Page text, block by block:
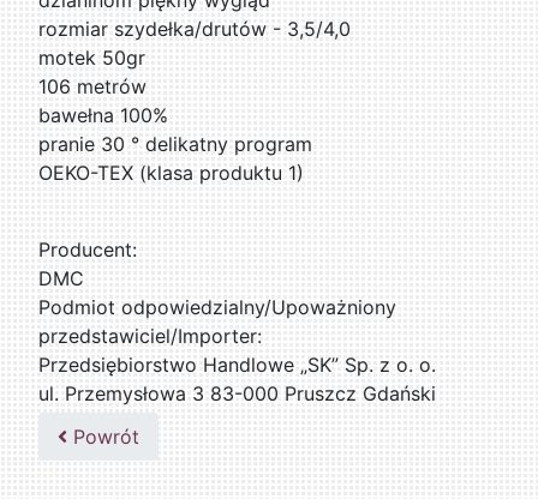
rozmiar szydełka/drutów - 3,5/4,0
motek 50gr
106 metrów
bawełna 100%
pranie 30 ° delikatny program
OEKO-TEX (klasa produktu 1)
Producent:
DMC
Podmiot odpowiedzialny/Upoważniony
przedstawiciel/Importer:
Przedsiębiorstwo Handlowe „SK” Sp. z o. o.
ul. Przemysłowa 3 83-000 Pruszcz Gdański
509076255
Powrót